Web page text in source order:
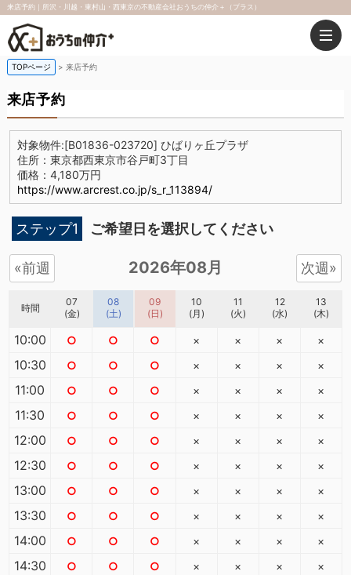
来店予約｜所沢・川越・東村山・西東京の不動産会社おうちの仲介＋（プラス）
TOPページ 来店予約
来店予約
対象物件:[B01836-023720] ひばりヶ丘プラザ
住所：東京都西東京市谷戸町3丁目
価格：4,180万円
https://www.arcrest.co.jp/s_r_113894/
ステップ1 ご希望日を選択してください
«前週 2026年08月 次週»
時間
10:00
10:30
11:00
11:30
12:00
12:30
13:00
13:30
14:00
14:30
07
(金)
○
○
○
○
○
○
○
○
○
○
08
(土)
○
○
○
○
○
○
○
○
○
○
09
(日)
○
○
○
○
○
○
○
○
○
○
10
(月)
×
×
×
×
×
×
×
×
×
×
11
(火)
×
×
×
×
×
×
×
×
×
×
12
(水)
×
×
×
×
×
×
×
×
×
×
13
(木)
×
×
×
×
×
×
×
×
×
×